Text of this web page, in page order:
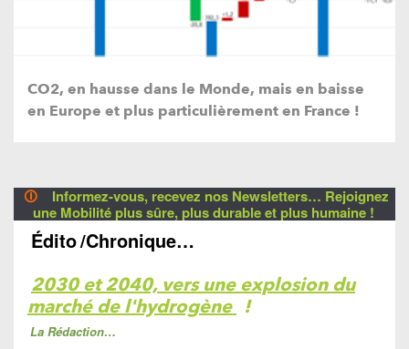
CO2, en hausse dans le Monde, mais en baisse
en Europe et plus particulièrement en France !
🛈
Informez-vous, recevez nos Newsletters… Rejoignez
une Mobilité plus sûre, plus durable et plus humaine !
Édito/Chronique…
2030 et 2040, vers une explosion du
marché de l'hydrogène !
La Rédaction…